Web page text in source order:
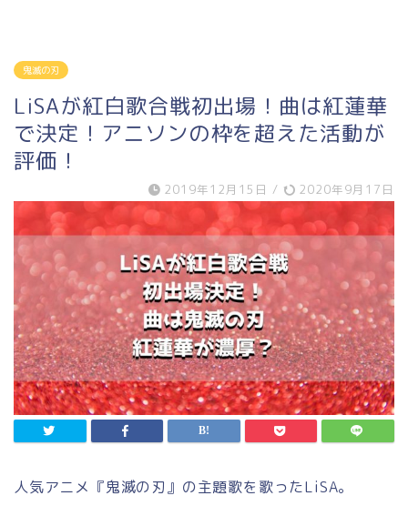
鬼滅の刃
LiSAが紅白歌合戦初出場！曲は紅蓮華
で決定！アニソンの枠を超えた活動が
評価！
2019年12月15日 / 2020年9月17日
人気アニメ『鬼滅の刃』の主題歌を歌ったLiSA。